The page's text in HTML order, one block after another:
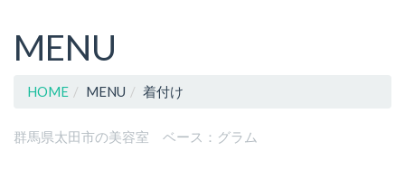
MENU
HOME MENU 着付け
群馬県太田市の美容室 ベース：グラム